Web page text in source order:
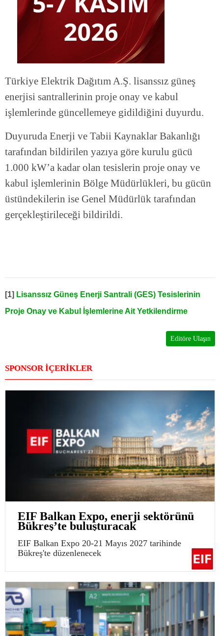
Türkiye Elektrik Dağıtım A.Ş. lisanssız güneş
enerjisi santrallerinin proje onay ve kabul
işlemlerinde güncellemeye gidildiğini duyurdu.
Duyuruda Enerji ve Tabii Kaynaklar Bakanlığı
tarafından bildirilen yazıya göre kurulu gücü
1.000 kW’a kadar olan tesislerin proje onay ve
kabul işlemlerinin Bölge Müdürlükleri, bu gücün
üstündekilerin ise Genel Müdürlük tarafından
gerçekleştirileceği bildirildi.
[1] Lisanssız Güneş Enerji Santrali (GES) Tesislerinin
Proje Onay ve Kabul İşlemlerine Ait Yetkilendirme
Editöre Ulaşın
SPONSOR İÇERİKLER
EIF Balkan Expo, enerji sektörünü
Bükreş’te buluşturacak
EIF Balkan Expo 20-21 Mayıs 2027 tarihinde
Bükreş'te düzenlenecek